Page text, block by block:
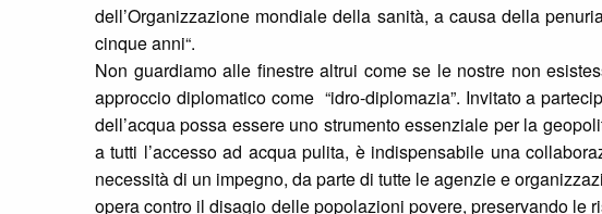
dell’Organizzazione mondiale della sanità, a causa della
cinque anni“.
Non guardiamo alle finestre altrui come se le nostre non
approccio diplomatico come “idro-diplomazia”. Invitato a
dell’acqua possa essere uno strumento essenziale per la
a tutti l’accesso ad acqua pulita, è indispensabile una
necessità di un impegno, da parte di tutte le agenzie e
opera contro il disagio delle popolazioni povere, preservando